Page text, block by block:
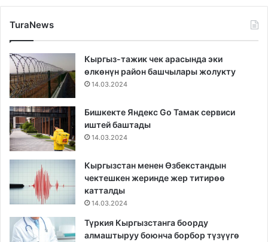
TuraNews
Кыргыз-тажик чек арасында эки
өлкөнүн район башчылары жолукту
14.03.2024
Бишкекте Яндекс Go Тамак сервиси
иштей баштады
14.03.2024
Кыргызстан менен Өзбекстандын
чектешкен жеринде жер титирөө
катталды
14.03.2024
Түркия Кыргызстанга боорду
алмаштыруу боюнча борбор түзүүгө